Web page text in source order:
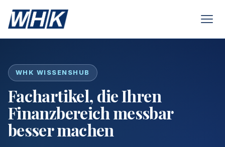
WHK WISSENSHUB
Fachartikel, die Ihren
Finanzbereich messbar
besser machen